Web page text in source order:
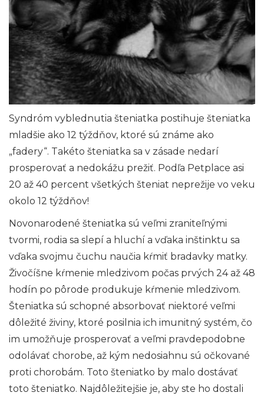
Syndróm vyblednutia šteniatka postihuje šteniatka
mladšie ako 12 týždňov, ktoré sú známe ako
„fadery“. Takéto šteniatka sa v zásade nedarí
prosperovať a nedokážu prežiť. Podľa Petplace asi
20 až 40 percent všetkých šteniat neprežije vo veku
okolo 12 týždňov!
Novonarodené šteniatka sú veľmi zraniteľnými
tvormi, rodia sa slepí a hluchí a vďaka inštinktu sa
vďaka svojmu čuchu naučia kŕmiť bradavky matky.
Živočíšne kŕmenie mledzivom počas prvých 24 až 48
hodín po pôrode produkuje kŕmenie mledzivom.
Šteniatka sú schopné absorbovať niektoré veľmi
dôležité živiny, ktoré posilnia ich imunitný systém, čo
im umožňuje prosperovať a veľmi pravdepodobne
odolávať chorobe, až kým nedosiahnu sú očkované
proti chorobám. Toto šteniatko by malo dostávať
toto šteniatko. Najdôležitejšie je, aby ste ho dostali